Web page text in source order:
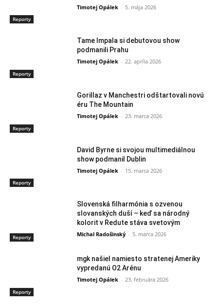
Reporty
Timotej Opálek - 5. mája 2026
Reporty
Tame Impala si debutovou show
podmanili Prahu
Timotej Opálek - 22. apríla 2026
Reporty
Gorillaz v Manchestri odštartovali novú
éru The Mountain
Timotej Opálek - 23. marca 2026
Reporty
David Byrne si svojou multimediálnou
show podmanil Dublin
Timotej Opálek - 15. marca 2026
Reporty
Slovenská filharmónia s ozvenou
slovanských duší – keď sa národný
kolorit v Redute stáva svetovým
Michal Radošinský - 5. marca 2026
Reporty
mgk našiel namiesto stratenej Ameriky
vypredanú O2 Arénu
Timotej Opálek - 23. februára 2026